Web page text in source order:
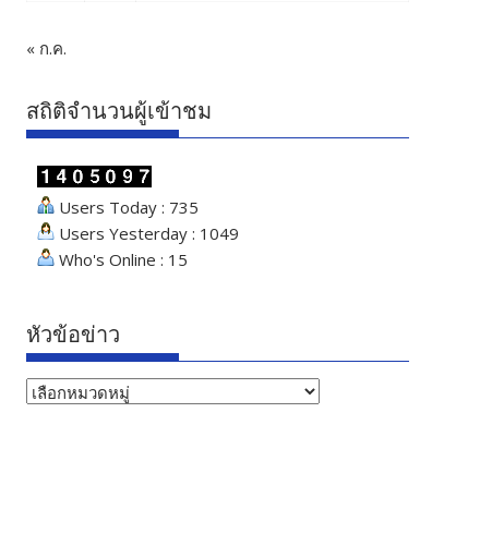
« ก.ค.
สถิติจำนวนผู้เข้าชม
Users Today : 735
Users Yesterday : 1049
Who's Online : 15
หัวข้อข่าว
หัวข้อ